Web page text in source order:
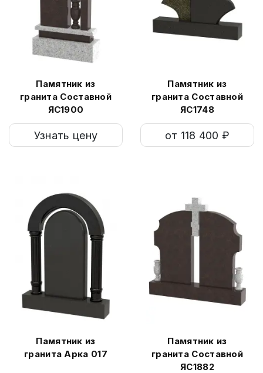
Памятник из
гранита Составной
ЯС1900
Узнать цену
Памятник из
гранита Составной
ЯС1748
от 118 400 ₽
Памятник из
гранита Арка 017
Памятник из
гранита Составной
ЯС1882